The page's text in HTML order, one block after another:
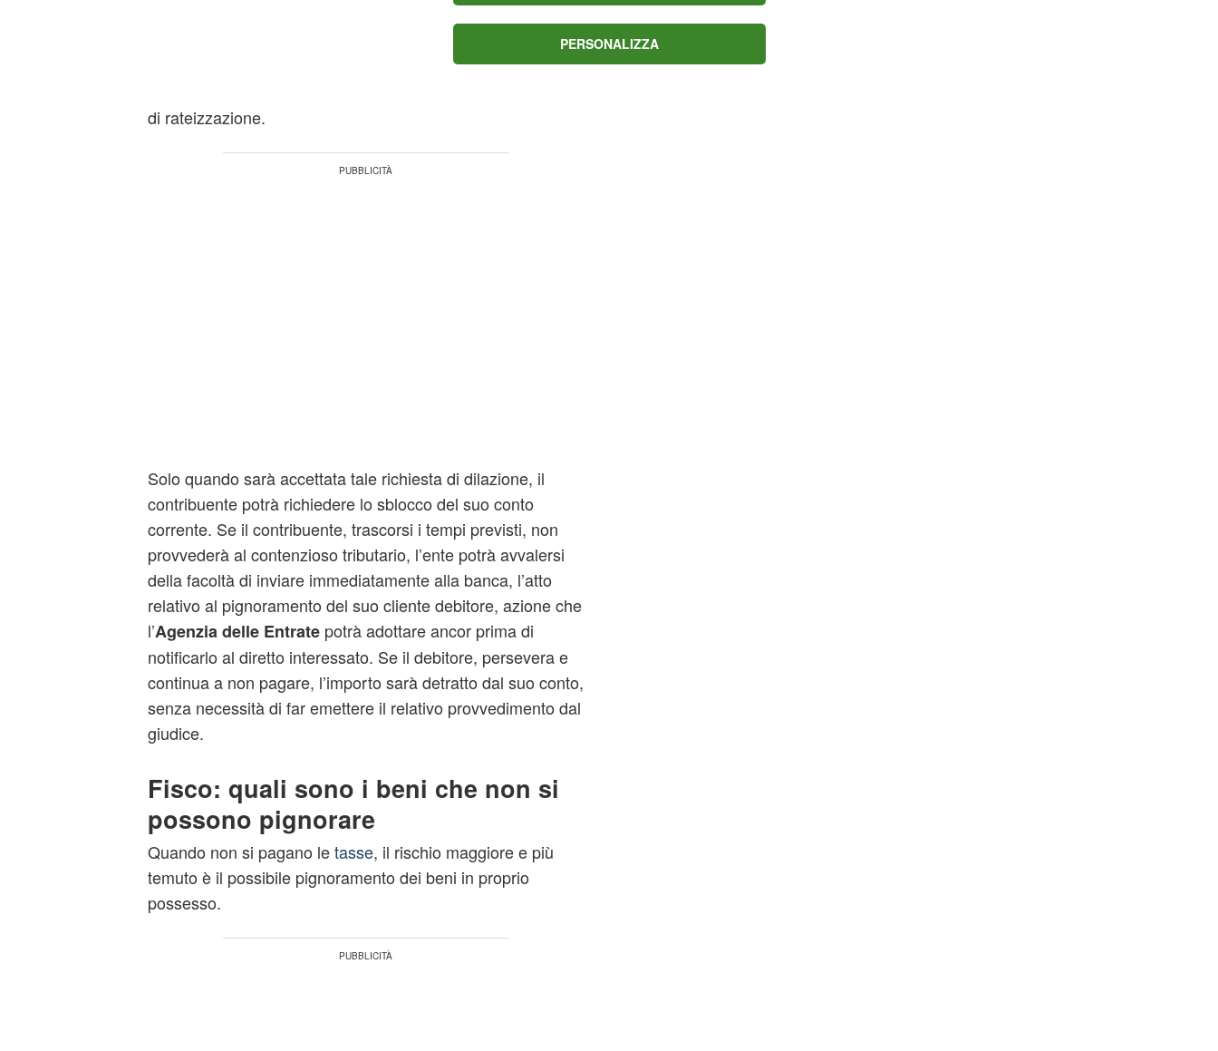
dell’Agenzia, potrà presentare entro 2 mesi (60 giorni)
di rateizzazione.
Solo quando sarà accettata tale richiesta di dilazione, il
contribuente potrà richiedere lo sblocco del suo conto
corrente. Se il contribuente, trascorsi i tempi previsti, non
provvederà al contenzioso tributario, l’ente potrà avvalersi
della facoltà di inviare immediatamente alla banca, l’atto
relativo al pignoramento del suo cliente debitore, azione che
l’Agenzia delle Entratepotrà adottare ancor prima di
notificarlo al diretto interessato. Se il debitore, persevera e
continua a non pagare, l’importo sarà detratto dal suo conto,
senza necessità di far emettere il relativo provvedimento dal
giudice.
Fisco: quali sono i beni che non si
possono pignorare
Quando non si pagano letasse, il rischio maggiore e più
temuto è il possibile pignoramento dei beni in proprio
possesso.
PERSONALIZZA